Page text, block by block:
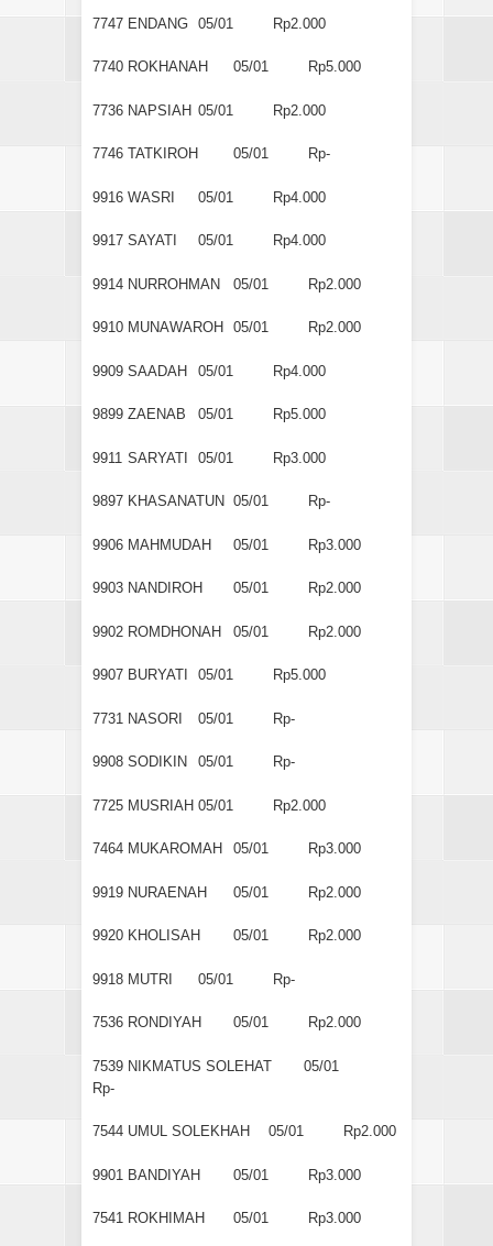
7747 ENDANG 05/01 Rp2.000
7740 ROKHANAH 05/01 Rp5.000
7736 NAPSIAH 05/01 Rp2.000
7746 TATKIROH 05/01 Rp-
9916 WASRI 05/01 Rp4.000
9917 SAYATI 05/01 Rp4.000
9914 NURROHMAN 05/01 Rp2.000
9910 MUNAWAROH 05/01 Rp2.000
9909 SAADAH 05/01 Rp4.000
9899 ZAENAB 05/01 Rp5.000
9911 SARYATI 05/01 Rp3.000
9897 KHASANATUN 05/01 Rp-
9906 MAHMUDAH 05/01 Rp3.000
9903 NANDIROH 05/01 Rp2.000
9902 ROMDHONAH 05/01 Rp2.000
9907 BURYATI 05/01 Rp5.000
7731 NASORI 05/01 Rp-
9908 SODIKIN 05/01 Rp-
7725 MUSRIAH 05/01 Rp2.000
7464 MUKAROMAH 05/01 Rp3.000
9919 NURAENAH 05/01 Rp2.000
9920 KHOLISAH 05/01 Rp2.000
9918 MUTRI 05/01 Rp-
7536 RONDIYAH 05/01 Rp2.000
7539 NIKMATUS SOLEHAT
05/01
Rp-
7544 UMUL SOLEKHAH 05/01 Rp2.000
9901 BANDIYAH 05/01 Rp3.000
7541 ROKHIMAH 05/01 Rp3.000